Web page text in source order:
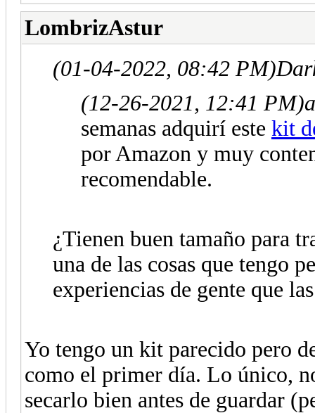
LombrizAstur
(01-04-2022, 08:42 PM)
(12-26-2021, 12:41 PM)
semanas adquirí este kit
por Amazon y muy
recomendable.
¿Tienen buen tamaño para
una de las cosas que tengo
experiencias de gente que
Yo tengo un kit parecido pero
como el primer día. Lo único,
secarlo bien antes de guardar